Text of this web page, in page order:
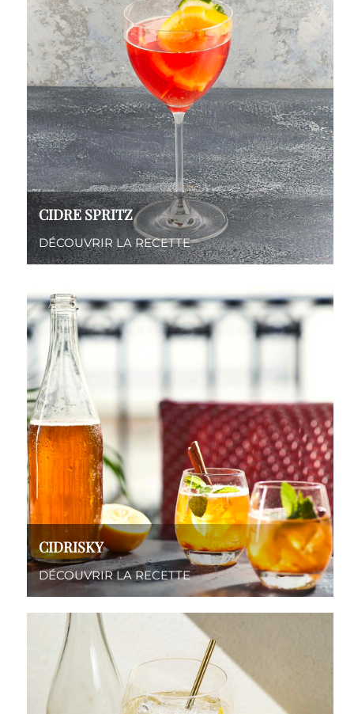
CIDRE SPRITZ
DÉCOUVRIR LA RECETTE
CIDRISKY
DÉCOUVRIR LA RECETTE